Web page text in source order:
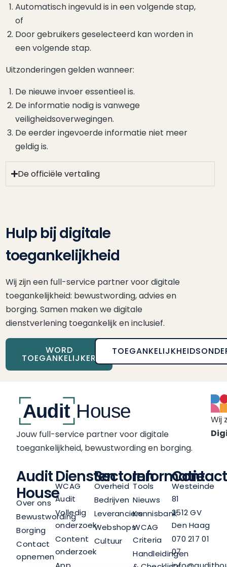
Automatisch ingevuld is in een volgende stap,
of
Door gebruikers geselecteerd kan worden in
een volgende stap.
Uitzonderingen gelden wanneer:
De nieuwe invoer essentieel is.
De informatie nodig is vanwege
veiligheidsoverwegingen.
De eerder ingevoerde informatie niet meer
geldig is.
De officiële vertaling
Hulp bij digitale
toegankelijkheid
Wij zijn een full-service partner voor digitale
toegankelijkheid: bewustwording, advies en
borging. Samen maken we digitale
dienstverlening toegankelijk en inclusief.
WORD
TOEGANKELIJKER
Jouw full-service partner voor digitale
toegankelijkheid, bewustwording en borging.
Wij
Audit
House
Over ons
Bewustwording
Borging
Contact
opnemen
Diensten
WCAG
Audit
Volledig
onderzoek
Content
onderzoek
Sectoren
Overheid
Bedrijven
Leveranciers
Webshops
Cultuur
Informatie
Tools
Nieuws
Kennisbank
WCAG
Criteria
Handleidingen
Contact
Westeinde
81
2512 GV
Den Haag
070 217 01
07